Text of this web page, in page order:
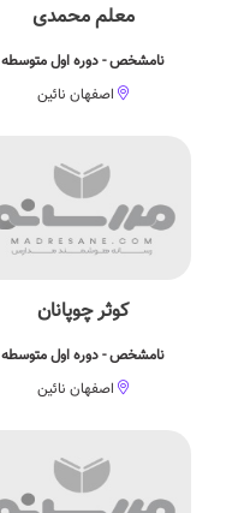
معلم محمدی
نامشخص - دوره اول متوسطه
اصفهان نائین
کوثر چوپانان
نامشخص - دوره اول متوسطه
اصفهان نائین